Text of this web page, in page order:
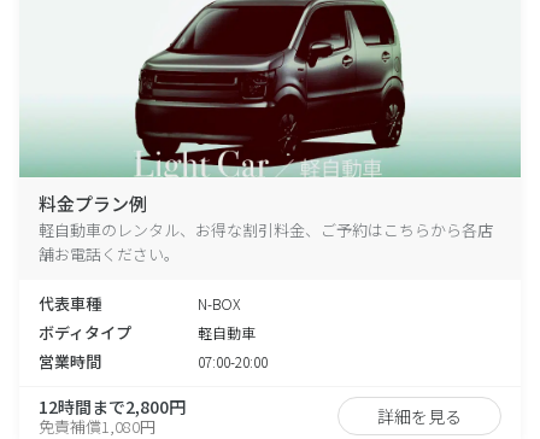
料金プラン例
軽自動車のレンタル、お得な割引料金、ご予約はこちらから各店
舗お電話ください。
代表車種 N-BOX
ボディタイプ 軽自動車
営業時間 07:00-20:00
12時間まで2,800円
免責補償1,080円 詳細を見る